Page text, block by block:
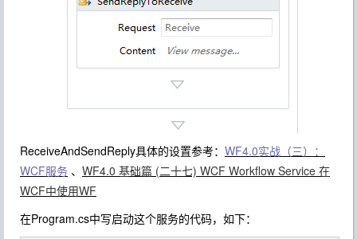
ReceiveAndSendReply具体的设置参考： WF4.0实战（三）：
WCF服务 、 WF4.0 基础篇 (二十七) WCF Workflow Service 在
WCF中使用WF
在Program.cs中写启动这个服务的代码，如下：